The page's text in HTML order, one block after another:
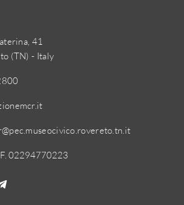
41
(TN) - Italy
02294770223